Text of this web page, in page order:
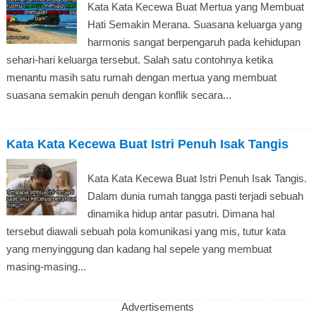
Kata Kata Kecewa Buat Mertua yang Membuat
Hati Semakin Merana. Suasana keluarga yang
harmonis sangat berpengaruh pada kehidupan
sehari-hari keluarga tersebut. Salah satu contohnya ketika
menantu masih satu rumah dengan mertua yang membuat
suasana semakin penuh dengan konflik secara...
Kata Kata Kecewa Buat Istri Penuh Isak Tangis
Kata Kata Kecewa Buat Istri Penuh Isak Tangis.
Dalam dunia rumah tangga pasti terjadi sebuah
dinamika hidup antar pasutri. Dimana hal
tersebut diawali sebuah pola komunikasi yang mis, tutur kata
yang menyinggung dan kadang hal sepele yang membuat
masing-masing...
Advertisements